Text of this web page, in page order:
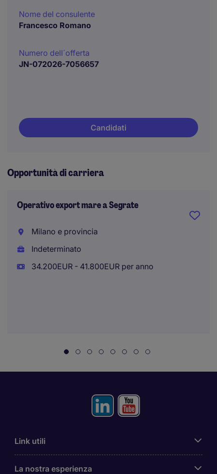
Nome del consulente
Francesco Romano
Numero dell´offerta
JN-072026-7056657
Candidati
Opportunità di carriera
Operativo export mare a Segrate
Milano e provincia
Indeterminato
34.200EUR - 41.800EUR per anno
Link utili
La nostra esperienza